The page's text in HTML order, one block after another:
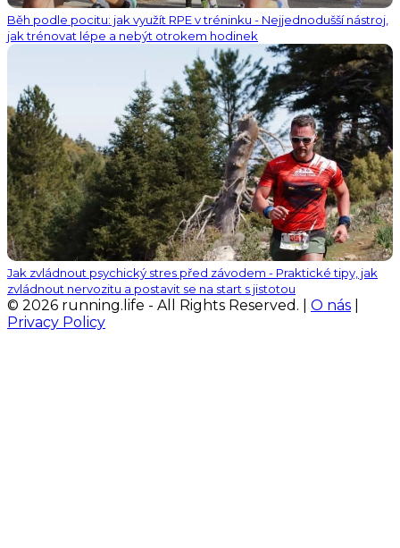
Běh podle pocitu: jak využít RPE v tréninku - Nejjednodušší nástroj,
jak trénovat lépe a nebýt otrokem hodinek
Jak zvládnout psychický stres před závodem - Praktické tipy, jak
zvládnout nervozitu a postavit se na start s jistotou
© 2026 running.life - All Rights Reserved. | O nás
Privacy Policy